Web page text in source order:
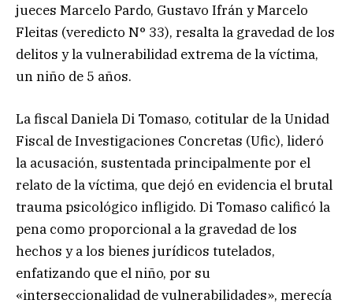
jueces Marcelo Pardo, Gustavo Ifrán y Marcelo
Fleitas (veredicto N° 33), resalta la gravedad de los
delitos y la vulnerabilidad extrema de la víctima,
un niño de 5 años.
La fiscal Daniela Di Tomaso, cotitular de la Unidad
Fiscal de Investigaciones Concretas (Ufic), lideró
la acusación, sustentada principalmente por el
relato de la víctima, que dejó en evidencia el brutal
trauma psicológico infligido. Di Tomaso calificó la
pena como proporcional a la gravedad de los
hechos y a los bienes jurídicos tutelados,
enfatizando que el niño, por su
«interseccionalidad de vulnerabilidades», merecía